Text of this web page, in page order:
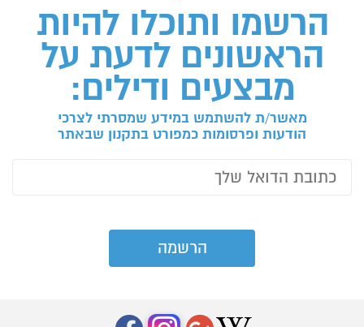
הרשמו ותוכלו להיות
הראשונים לדעת על
מבצעים ודילים:
מאשר/ת להשתמש במידע שמסרתי לצרכי
הודעות ופרסומות כמפורט בתקנון שבאתר